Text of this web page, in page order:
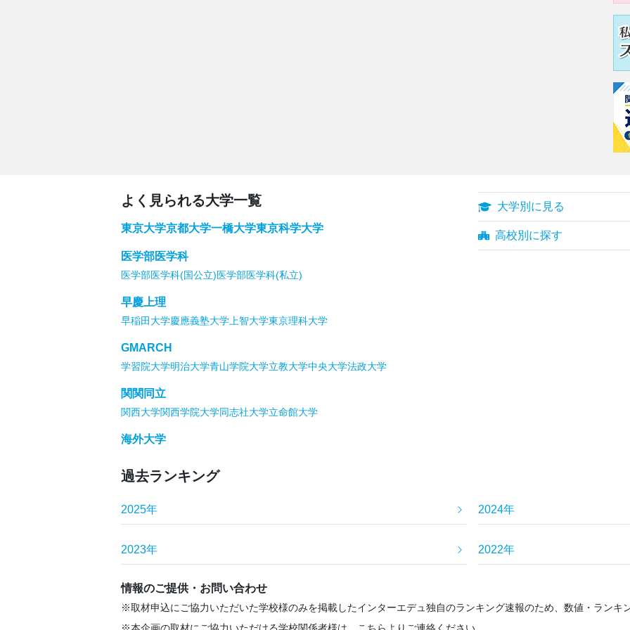
よく見られる大学一覧
東京大学京都大学一橋大学東京科学大学
医学部医学科
医学部医学科(国公立)医学部医学科(私立)
早慶上理
早稲田大学慶應義塾大学 上智大学東京理科大学
GMARCH
学習院大学明治大学青山学院大学立教大学中央大学法政大学
関関同立
関西大学関西学院大学同志社大学立命館大学
海外大学
大学別に見る
高校別に探す
過去ランキング
2025年 2024年
2023年 2022年
情報のご提供・お問い合わせ
取材申込にご協力いただいた学校様のみを掲載したインターエデュ独自のランキング速報のため、数値・ランキ